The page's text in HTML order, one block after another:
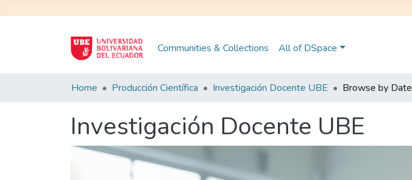
Communities & Collections All of DSpace
Home Producción Científica Investigación Docente UBE Browse by Date
Investigación Docente UBE